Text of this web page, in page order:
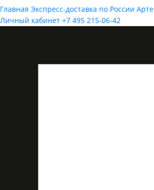
Главная Экспресс-доставка по России
Личный кабинет +7 495 215-06-42